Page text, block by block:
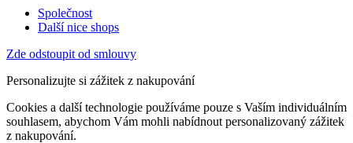
Společnost
Další nice shops
Zde odstoupit od smlouvy
Personalizujte si zážitek z nakupování
Cookies a další technologie používáme pouze s Vaším individuálním
souhlasem, abychom Vám mohli nabídnout personalizovaný zážitek
z nakupování.